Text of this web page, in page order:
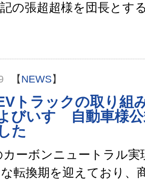
の張超超様を団長とす
【NEWS】
トラックの取り組
びいすゞ自動車様
た
カーボンニュートラル実
転換期を迎えており、